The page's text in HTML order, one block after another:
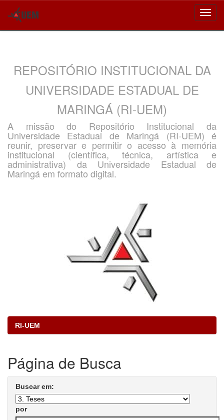
REPOSITÓRIO INSTITUCIONAL DA
UNIVERSIDADE ESTADUAL DE
MARINGÁ (RI-UEM)
A missão do Repositório Institucional da
Universidade Estadual de Maringá (RI-UEM) é
reunir, preservar e permitir o acesso à memória
institucional (científica, técnica, artística e
administrativa) da Universidade Estadual de
Maringá em formato digital.
RI-UEM
Página de Busca
Buscar em:
por